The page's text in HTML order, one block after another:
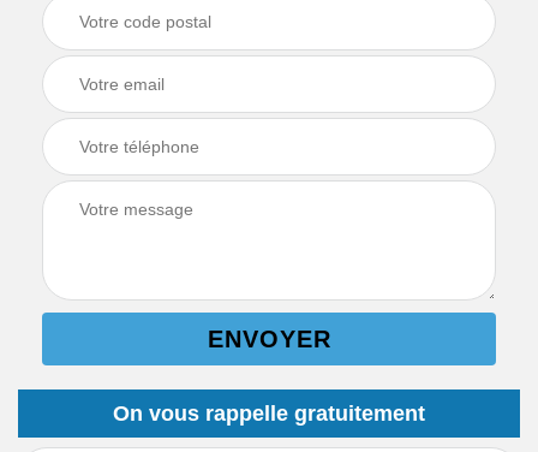
On vous rappelle gratuitement